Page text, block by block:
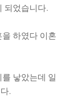
되었습니다.
하였다 이혼
낳았는데 일
.